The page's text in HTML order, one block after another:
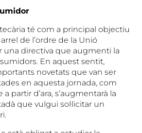
té com a principal objectiu
de l’ordre de la Unió
una directiva que augmenti la
En aquest sentit,
novetats que van ser
en aquesta jornada, com
partir d’ara, s’augmentarà la
que vulgui sol·licitar un